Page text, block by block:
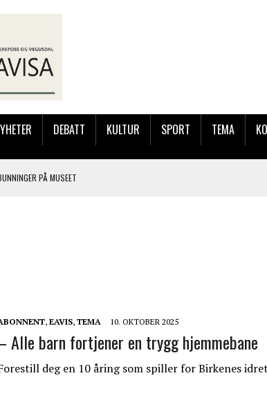
DEBATT KULTUR SPORT TEMA
PÅ MUSEET
VARM STEMNING OG STOR RESPONS
, EAVIS, TEMA 10. OKTOBER 2025
Alle barn fortjener en trygg hjemmebane
deg en 10 åring som spiller for Birkenes